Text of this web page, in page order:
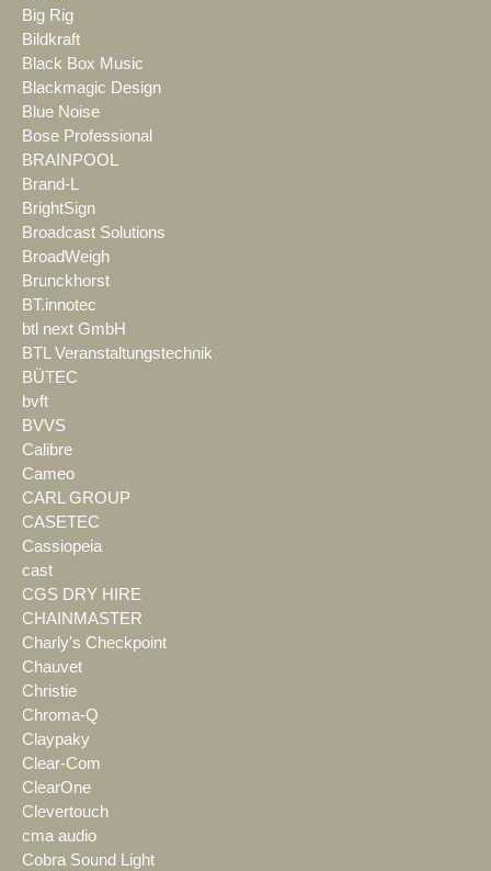
Big Rig
Bildkraft
Black Box Music
Blackmagic Design
Blue Noise
Bose Professional
BRAINPOOL
Brand-L
BrightSign
Broadcast Solutions
BroadWeigh
Brunckhorst
BT.innotec
btl next GmbH
BTL Veranstaltungstechnik
BÜTEC
bvft
BVVS
Calibre
Cameo
CARL GROUP
CASETEC
Cassiopeia
cast
CGS DRY HIRE
CHAINMASTER
Charly's Checkpoint
Chauvet
Christie
Chroma-Q
Claypaky
Clear-Com
ClearOne
Clevertouch
cma audio
Cobra Sound Light